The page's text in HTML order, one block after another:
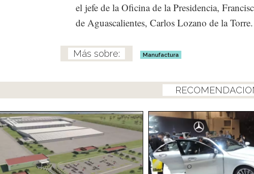
el jefe de la Oficina de la Presidencia,
de Aguascalientes, Carlos Lozano de la Torre.
Manufactura